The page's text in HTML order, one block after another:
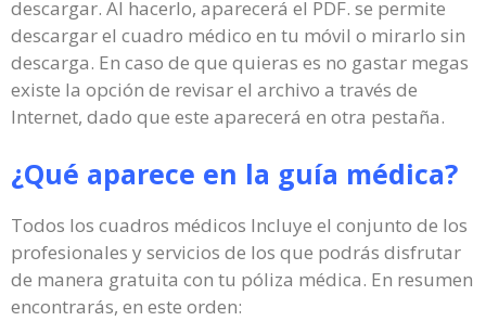
descargar. Al hacerlo, aparecerá el PDF. se permite
descargar el cuadro médico en tu móvil o mirarlo sin
descarga. En caso de que quieras es no gastar megas
existe la opción de revisar el archivo a través de
Internet, dado que este aparecerá en otra pestaña.
¿Qué aparece en la guía médica?
Todos los cuadros médicos Incluye el conjunto de los
profesionales y servicios de los que podrás disfrutar
de manera gratuita con tu póliza médica. En resumen
encontrarás, en este orden: